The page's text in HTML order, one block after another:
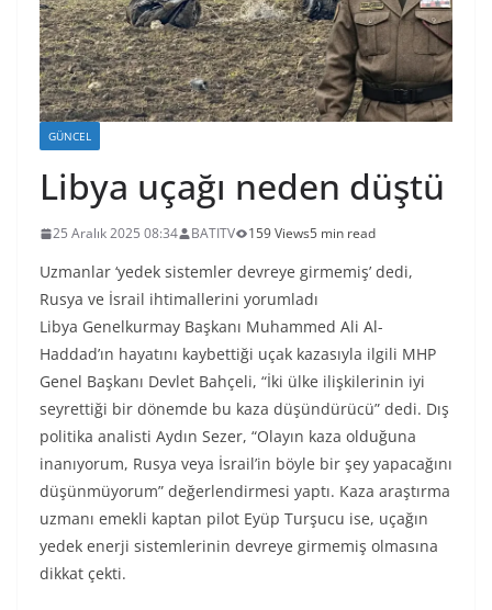
GÜNCEL
Libya uçağı neden düştü
25 Aralık 2025 08:34 BATITV 159 Views5 min read
Uzmanlar ‘yedek sistemler devreye girmemiş’ dedi,
Rusya ve İsrail ihtimallerini yorumladı
Libya Genelkurmay Başkanı Muhammed Ali Al-
Haddad’ın hayatını kaybettiği uçak kazasıyla ilgili MHP
Genel Başkanı Devlet Bahçeli, “İki ülke ilişkilerinin iyi
seyrettiği bir dönemde bu kaza düşündürücü” dedi. Dış
politika analisti Aydın Sezer, “Olayın kaza olduğuna
inanıyorum, Rusya veya İsrail’in böyle bir şey yapacağını
düşünmüyorum” değerlendirmesi yaptı. Kaza araştırma
uzmanı emekli kaptan pilot Eyüp Turşucu ise, uçağın
yedek enerji sistemlerinin devreye girmemiş olmasına
dikkat çekti.